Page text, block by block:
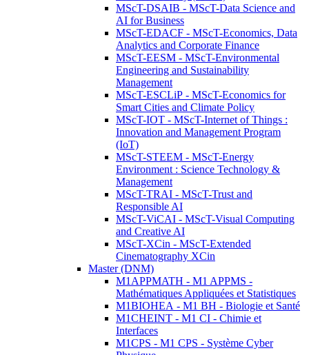
MScT-DSAIB - MScT-Data Science and
AI for Business
MScT-EDACF - MScT-Economics, Data
Analytics and Corporate Finance
MScT-EESM - MScT-Environmental
Engineering and Sustainability
Management
MScT-ESCLiP - MScT-Economics for
Smart Cities and Climate Policy
MScT-IOT - MScT-Internet of Things :
Innovation and Management Program
(IoT)
MScT-STEEM - MScT-Energy
Environment : Science Technology &
Management
MScT-TRAI - MScT-Trust and
Responsible AI
MScT-ViCAI - MScT-Visual Computing
and Creative AI
MScT-XCin - MScT-Extended
Cinematography XCin
Master (DNM)
M1APPMATH - M1 APPMS -
Mathématiques Appliquées et Statistiques
M1BIOHEA - M1 BH - Biologie et Santé
M1CHEINT - M1 CI - Chimie et
Interfaces
M1CPS - M1 CPS - Système Cyber